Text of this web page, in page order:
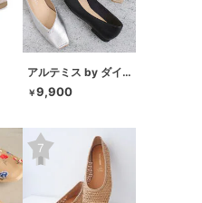
アルテミス by ダイアナ
￥9,900